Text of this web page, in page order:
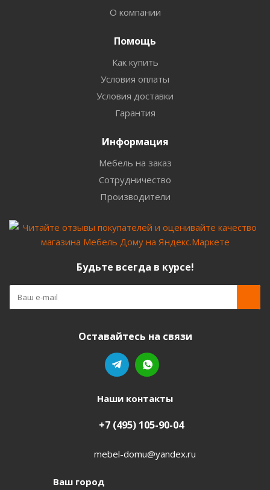
О компании
Помощь
Как купить
Условия оплаты
Условия доставки
Гарантия
Информация
Мебель на заказ
Сотрудничество
Производители
Будьте всегда в курсе!
Оставайтесь на связи
Наши контакты
+7 (495) 105-90-04
mebel-domu@yandex.ru
Ваш город